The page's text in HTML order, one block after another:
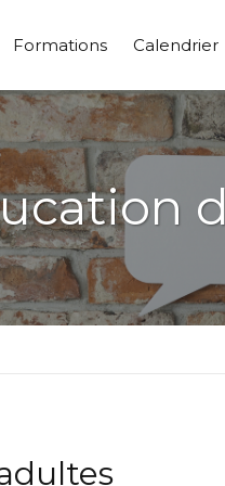
Formations Calendrier